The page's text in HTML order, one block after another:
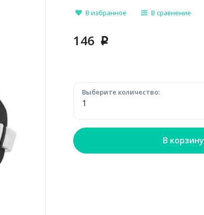
В избранное В сравнение
146 p
Выберите количество:
В корзину